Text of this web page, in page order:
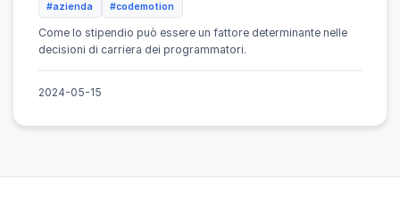
#azienda
#codemotion
Come lo stipendio può essere un fattore determinante nelle
decisioni di carriera dei programmatori.
2024-05-15